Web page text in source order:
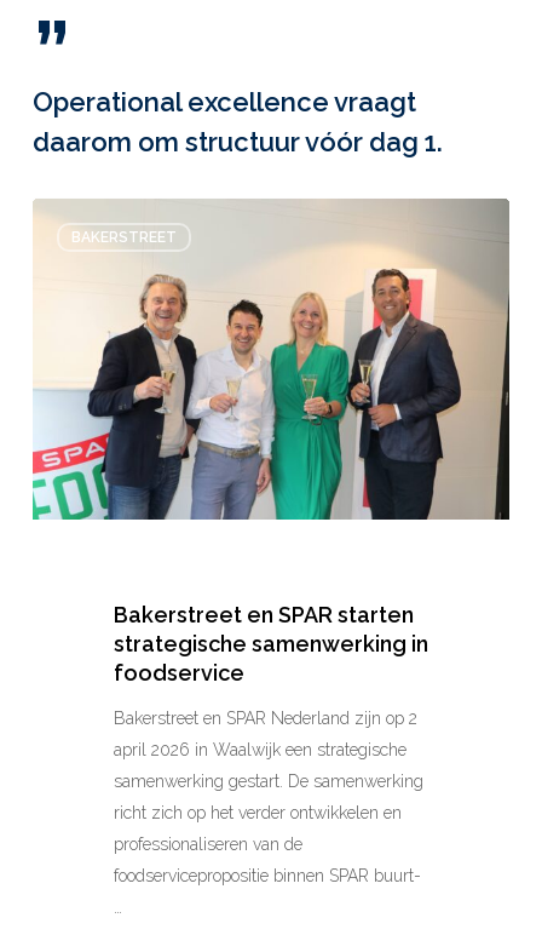
”
Operational excellence vraagt
daarom om structuur vóór dag 1.
BAKERSTREET
strategische
samenwerking
foodservice
Bakerstreet en SPAR starten
strategische samenwerking in
foodservice
Bakerstreet en SPAR Nederland zijn op 2
april 2026 in Waalwijk een strategische
samenwerking gestart. De samenwerking
richt zich op het verder ontwikkelen en
professionaliseren van de
foodservicepropositie binnen SPAR buurt-